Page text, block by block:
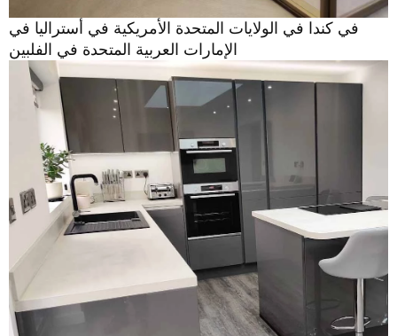
في كندا في الولايات المتحدة الأمريكية في أستراليا في
الإمارات العربية المتحدة في الفلبين